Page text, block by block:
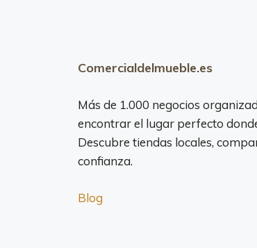
Comercialdelmueble.es
Más de 1.000 negocios
encontrar el lugar perfecto
Descubre tiendas locales,
confianza.
Blog